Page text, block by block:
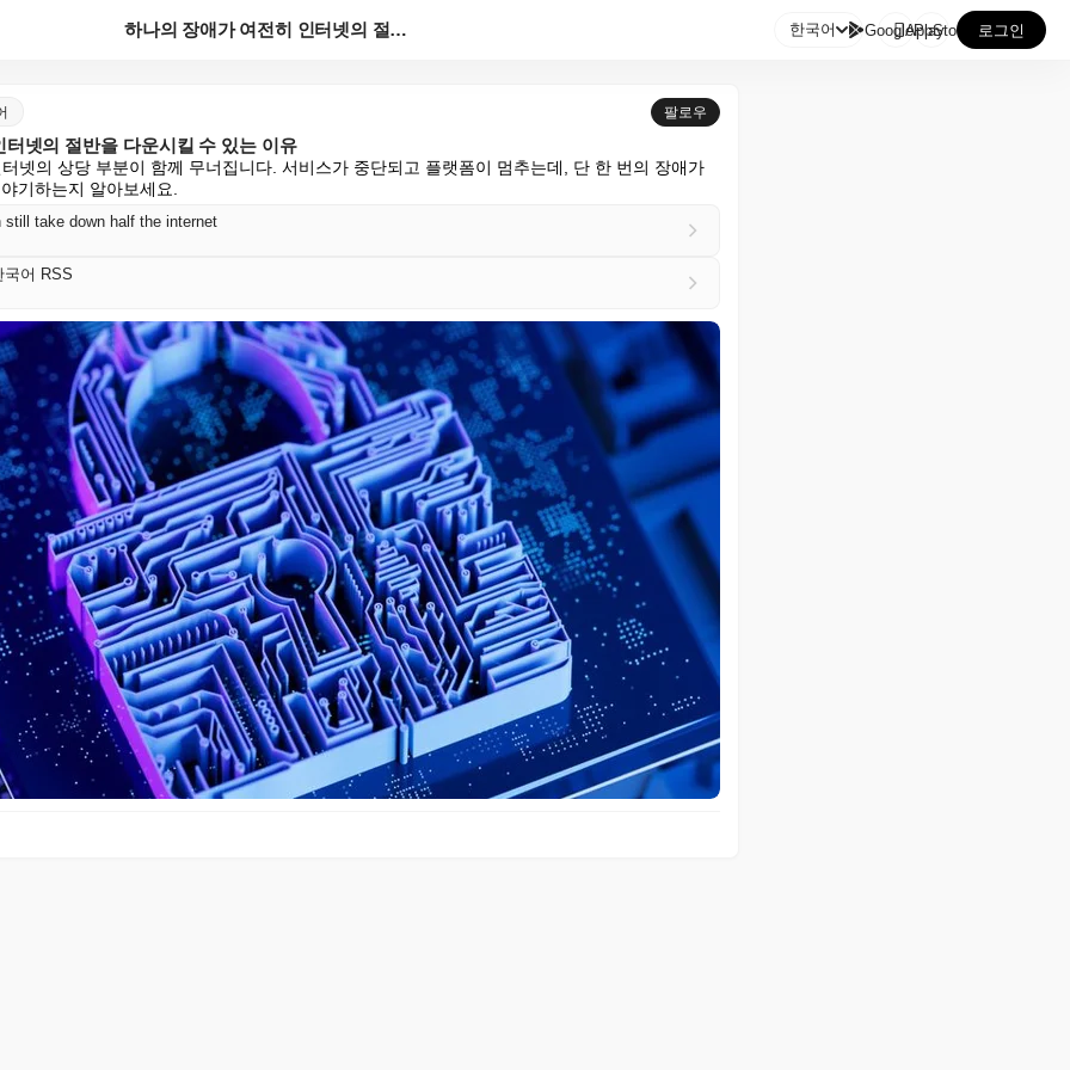
하나의 장애가 여전히 인터넷의 절반을 다운시킬 수 있는... 한국어 GooglePlay
AppStore 로그인
팔로우
넷의 절반을 다운시킬 수 있는 이유
넷의 상당 부분이 함께 무너집니다. 서비스가 중단되고 플랫폼이 멈추는데, 단 한 번의 장애가
기하는지 알아보세요.
still take down half the internet
국어 RSS